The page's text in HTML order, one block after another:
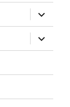
anzeigen
anzeigen